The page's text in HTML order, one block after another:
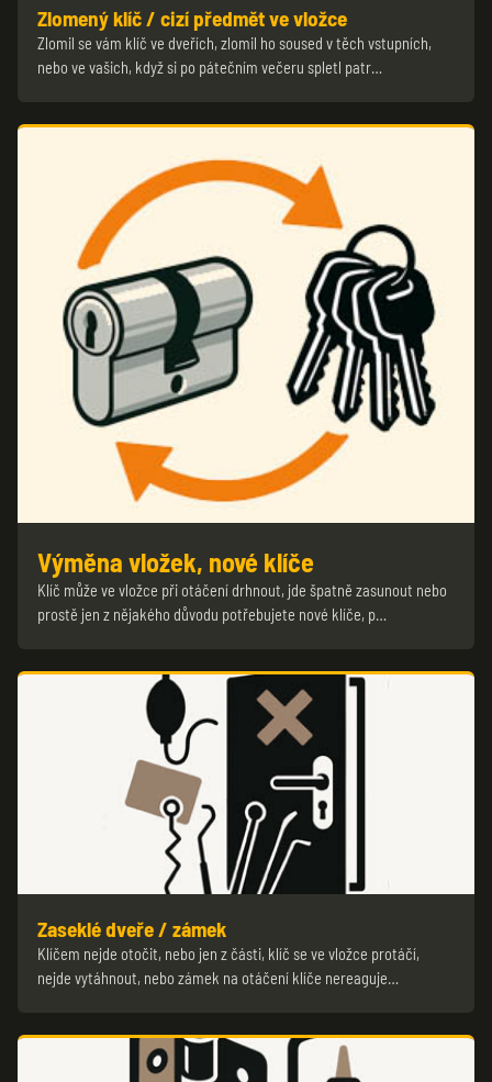
Zlomený klíč / cizí předmět ve vložce
Zlomil se vám klíč ve dveřích, zlomil ho soused v těch vstupních,
nebo ve vašich, když si po pátečním večeru spletl patr…
Výměna vložek, nové klíče
Klíč může ve vložce při otáčení drhnout, jde špatně zasunout nebo
prostě jen z nějakého důvodu potřebujete nové klíče, p…
Zaseklé dveře / zámek
Klíčem nejde otočit, nebo jen z části, klíč se ve vložce protáčí,
nejde vytáhnout, nebo zámek na otáčení klíče nereaguje…